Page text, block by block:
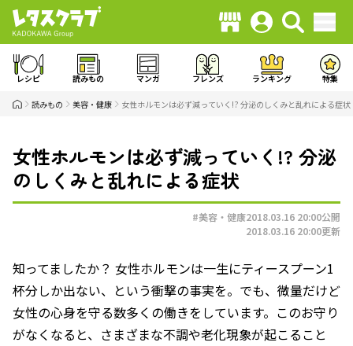
レシピ 読みもの マンガ フレンズ ランキング 特集
読みもの 美容・健康 女性ホルモンは必ず減っていく!? 分泌のしくみと乱れによる症状
女性ホルモンは必ず減っていく!? 分泌
のしくみと乱れによる症状
#美容・健康2018.03.16 20:00公開
2018.03.16 20:00更新
知ってましたか？ 女性ホルモンは一生にティースプーン1
杯分しか出ない、という衝撃の事実を。でも、微量だけど
女性の心身を守る数多くの働きをしています。このお守り
がなくなると、さまざまな不調や老化現象が起こること